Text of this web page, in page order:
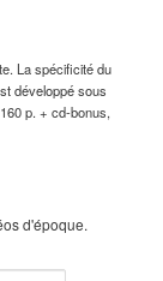
La spécificité du
développé sous
p. + cd-bonus,
d'époque.